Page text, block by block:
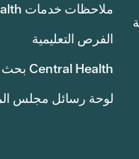
ملاحظات خدمات Central Health
الفرص التعليمية
Central Health بحث
لوحة رسائل مجلس